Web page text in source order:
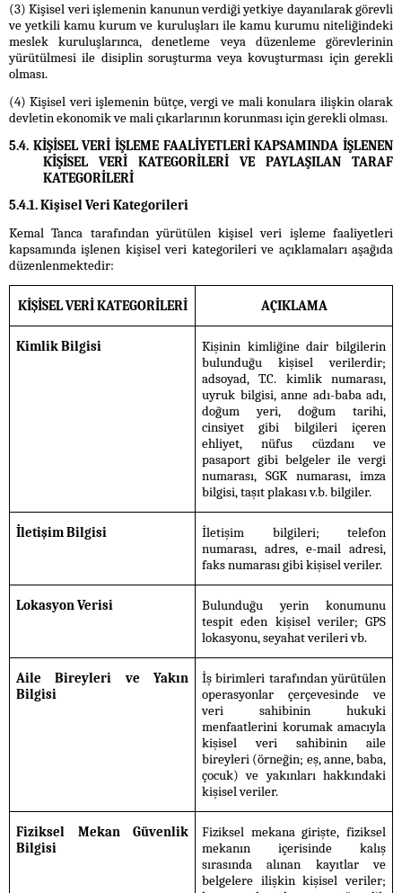
(3) Kişisel veri işlemenin kanunun verdiği yetkiye dayanılarak görevli
ve yetkili kamu kurum ve kuruluşları ile kamu kurumu niteliğindeki
meslek kuruluşlarınca, denetleme veya düzenleme görevlerinin
yürütülmesi ile disiplin soruşturma veya kovuşturması için gerekli
olması.
(4) Kişisel veri işlemenin bütçe, vergi ve mali konulara ilişkin olarak
devletin ekonomik ve mali çıkarlarının korunması için gerekli olması.
5.4. KİŞİSEL VERİ İŞLEME FAALİYETLERİ KAPSAMINDA İŞLENEN
KİŞİSEL VERİ KATEGORİLERİ VE PAYLAŞILAN TARAF
KATEGORİLERİ
5.4.1. Kişisel Veri Kategorileri
Kemal Tanca tarafından yürütülen kişisel veri işleme faaliyetleri
kapsamında işlenen kişisel veri kategorileri ve açıklamaları aşağıda
düzenlenmektedir:
KİŞİSEL VERİ KATEGORİLERİ AÇIKLAMA
Kimlik Bilgisi
Kişinin kimliğine dair bilgilerin
bulunduğu kişisel verilerdir;
adsoyad, T.C. kimlik numarası,
uyruk bilgisi, anne adı-baba adı,
doğum yeri, doğum tarihi,
cinsiyet gibi bilgileri içeren
ehliyet, nüfus cüzdanı ve
pasaport gibi belgeler ile vergi
numarası, SGK numarası, imza
bilgisi, taşıt plakası v.b. bilgiler.
İletişim Bilgisi
İletişim bilgileri; telefon
numarası, adres, e-mail adresi,
faks numarası gibi kişisel veriler.
Lokasyon Verisi
Bulunduğu yerin konumunu
tespit eden kişisel veriler; GPS
lokasyonu, seyahat verileri vb.
Aile Bireyleri ve Yakın
Bilgisi
İş birimleri tarafından yürütülen
operasyonlar çerçevesinde ve
veri sahibinin hukuki
menfaatlerini korumak amacıyla
kişisel veri sahibinin aile
bireyleri (örneğin; eş, anne, baba,
çocuk) ve yakınları hakkındaki
kişisel veriler.
Fiziksel Mekan Güvenlik
Bilgisi
Fiziksel mekana girişte, fiziksel
mekanın içerisinde kalış
sırasında alınan kayıtlar ve
belgelere ilişkin kişisel veriler;